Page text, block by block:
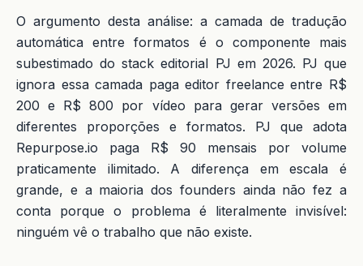
O argumento desta análise: a camada de tradução
automática entre formatos é o componente mais
subestimado do stack editorial PJ em 2026. PJ que
ignora essa camada paga editor freelance entre R$
200 e R$ 800 por vídeo para gerar versões em
diferentes proporções e formatos. PJ que adota
Repurpose.io paga R$ 90 mensais por volume
praticamente ilimitado. A diferença em escala é
grande, e a maioria dos founders ainda não fez a
conta porque o problema é literalmente invisível:
ninguém vê o trabalho que não existe.